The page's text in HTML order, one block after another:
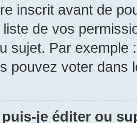
inscrit avant de
de vos
sujet. Par exemple
pouvez voter dans
je éditer ou